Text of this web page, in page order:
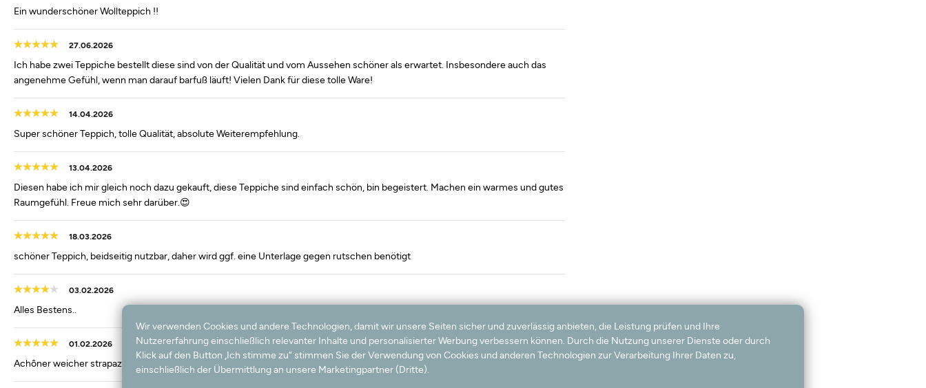
Ein wunderschöner Wollteppich !!
27.06.2026
Ich habe zwei Teppiche bestellt diese sind von der Qualität und vom Aussehen schöner als erwartet. Insbesondere auch das
angenehme Gefühl, wenn man darauf barfuß läuft! Vielen Dank für diese tolle Ware!
14.04.2026
Super schöner Teppich, tolle Qualität, absolute Weiterempfehlung.
13.04.2026
Diesen habe ich mir gleich noch dazu gekauft, diese Teppiche sind einfach schön, bin begeistert. Machen ein warmes und gutes
Raumgefühl. Freue mich sehr darüber.😍
18.03.2026
schöner Teppich, beidseitig nutzbar, daher wird ggf. eine Unterlage gegen rutschen benötigt
03.02.2026
Alles Bestens..
01.02.2026
Achôner weicher strapazierfähiger Teppich!
Wir verwenden Cookies und andere Technologien, damit wir unsere Seiten sicher und zuverlässig anbieten, die Leistung prüfen und Ihre
Nutzererfahrung einschließlich relevanter Inhalte und personalisierter Werbung verbessern können. Durch die Nutzung unserer Dienste oder durch
Klick auf den Button „Ich stimme zu“ stimmen Sie der Verwendung von Cookies und anderen Technologien zur Verarbeitung Ihrer Daten zu,
einschließlich der Übermittlung an unsere Marketingpartner (Dritte).